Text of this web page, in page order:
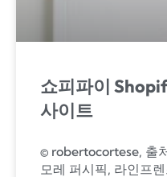
쇼피파이
사이트
© robertocortese, 출
모레 퍼시픽, 라인프